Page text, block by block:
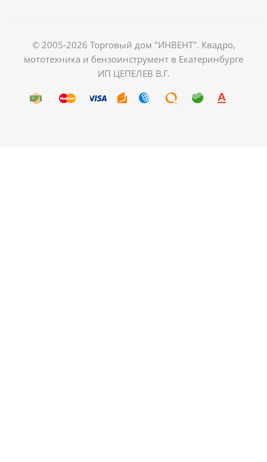
© 2005-2026 Торговый дом "ИНВЕНТ". Квадро,
мототехника и бензоинструмент в Екатеринбурге
ИП ЦЕПЕЛЕВ В.Г.